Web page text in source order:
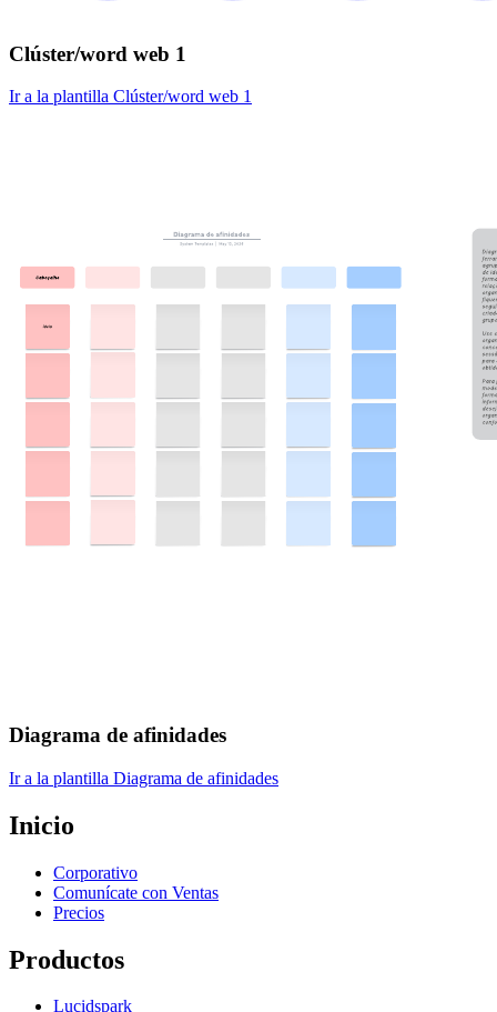
Clúster/word web 1
Ir a la plantilla Clúster/word web 1
Diagrama de afinidades
Ir a la plantilla Diagrama de afinidades
Inicio
Corporativo
Comunícate con Ventas
Precios
Productos
Lucidspark